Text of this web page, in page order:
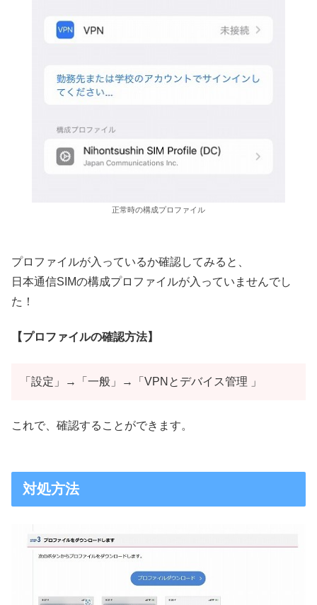
正常時の構成プロファイル
プロファイルが入っているか確認してみると、
日本通信SIMの構成プロファイルが入っていませんでし
た！
【プロファイルの確認方法】
「設定」→「一般」→「VPNとデバイス管理 」
これで、確認することができます。
対処方法